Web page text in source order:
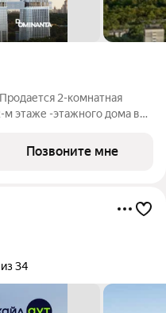
2-комнатная
м этаже -этажного дома в
Сити, Воробьевы
Позвоните мне
34